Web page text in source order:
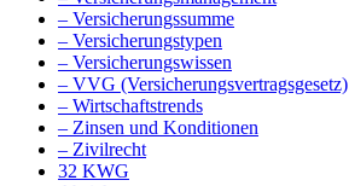
– Versicherungssumme
– Versicherungstypen
– Versicherungswissen
– VVG (Versicherungsvertragsgesetz)
– Wirtschaftstrends
– Zinsen und Konditionen
– Zivilrecht
32 KWG